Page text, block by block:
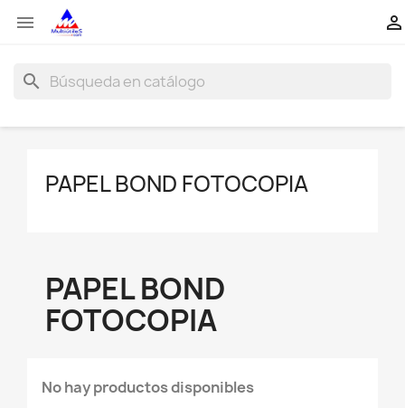
 
search
PAPEL BOND FOTOCOPIA
PAPEL BOND
FOTOCOPIA
No hay productos disponibles